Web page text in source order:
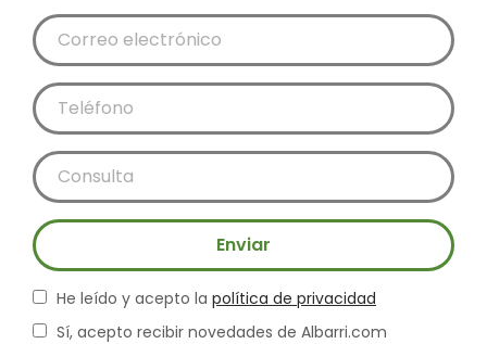
Enviar
He leído y acepto la política de privacidad
Sí, acepto recibir novedades de Albarri.com